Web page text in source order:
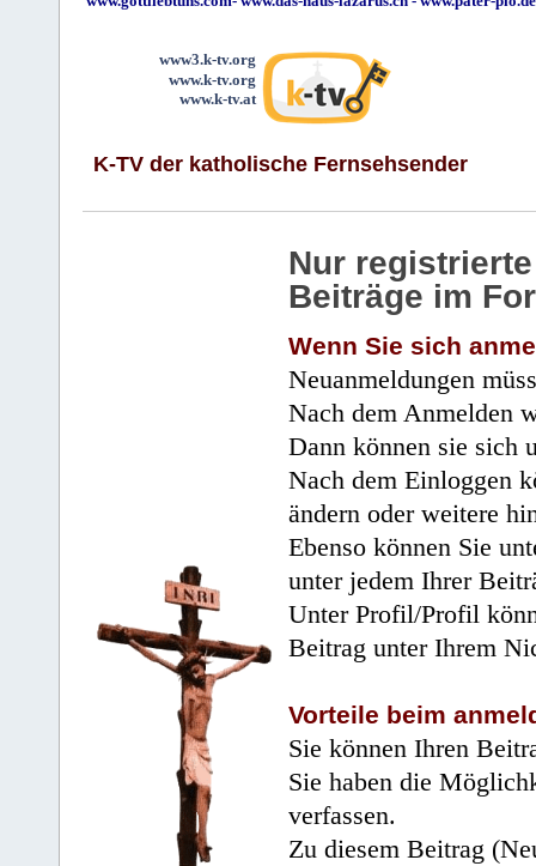
www3.k-tv.org
www.k-tv.org
www.k-tv.at
K-TV der katholische Fernsehsender
Nur
Beiträge im
Wenn Sie sich
Neuanmeldungen
Nach dem Anmelden
Dann können sie sich
Nach dem Einloggen
ändern oder weitere
Ebenso können Sie
unter jedem Ihrer
Unter Profil/Profil
Beitrag unter Ihrem
Vorteile beim
Sie können Ihren
Sie haben die
verfassen.
Zu diesem Beitrag